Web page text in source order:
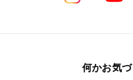
何かお気